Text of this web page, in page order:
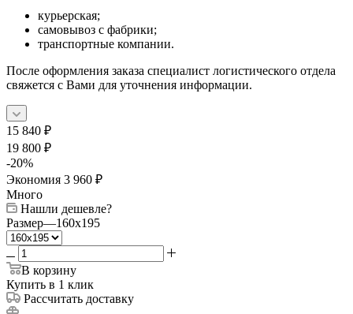
курьерская;
самовывоз с фабрики;
транспортные компании.
После оформления заказа специалист логистического отдела
свяжется с Вами для уточнения информации.
15 840 ₽
19 800 ₽
-20%
Экономия 3 960 ₽
Много
Нашли дешевле?
Размер—160x195
В корзину
Купить в 1 клик
Рассчитать доставку